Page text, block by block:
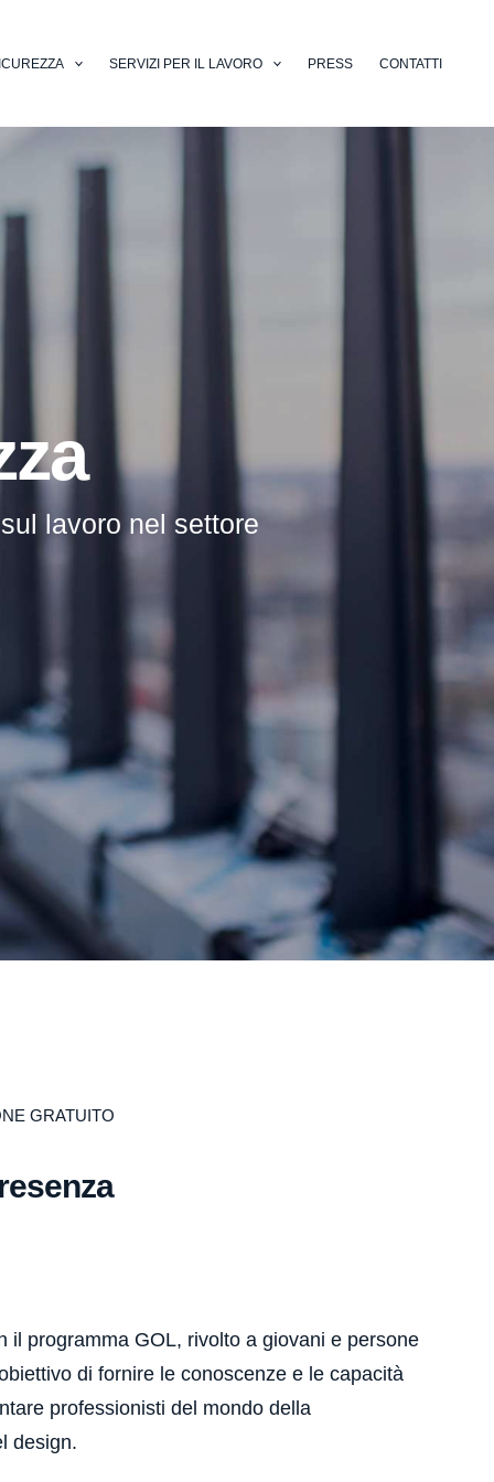
SERVIZI PER IL LAVORO PRESS CONTATTI
lavoro nel settore
nel settore edile.
GRATUITO
il programma GOL, rivolto a giovani e persone
di fornire le conoscenze e le capacità
professionisti del mondo della
design.